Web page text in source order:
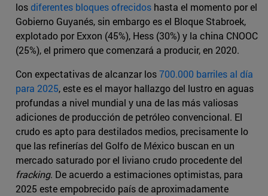
losdiferentes bloques ofrecidos hasta el momento por el
Gobierno Guyanés, sin embargo es el Bloque Stabroek,
explotado por Exxon (45%), Hess (30%) y la china CNOOC
(25%), el primero que comenzará a producir, en 2020.
Con expectativas de alcanzar los700.000 barriles al día
para 2025, este es el mayor hallazgo del lustro en aguas
profundas a nivel mundial y una de las más valiosas
adiciones de producción de petróleo convencional. El
crudo es apto para destilados medios, precisamente lo
que las refinerías del Golfo de México buscan en un
mercado saturado por el liviano crudo procedente del
fracking. De acuerdo a estimaciones optimistas, para
2025 este empobrecido país de aproximadamente